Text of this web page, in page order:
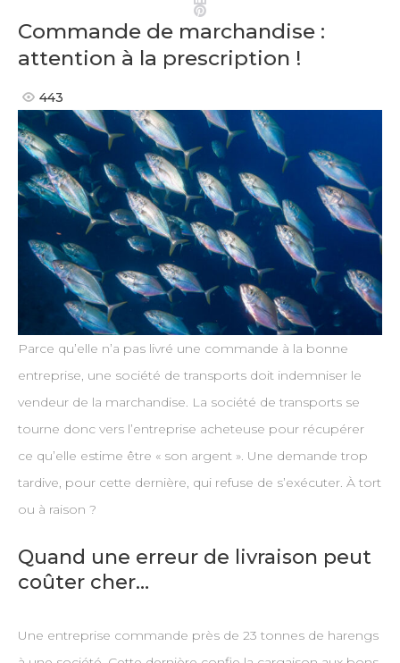
Pinterest
Commande de marchandise :
attention à la prescription !
443
Parce qu’elle n’a pas livré une commande à la bonne
entreprise, une société de transports doit indemniser le
vendeur de la marchandise. La société de transports se
tourne donc vers l’entreprise acheteuse pour récupérer
ce qu’elle estime être « son argent ». Une demande trop
tardive, pour cette dernière, qui refuse de s’exécuter. À tort
ou à raison ?
Quand une erreur de livraison peut
coûter cher…
Une entreprise commande près de 23 tonnes de harengs